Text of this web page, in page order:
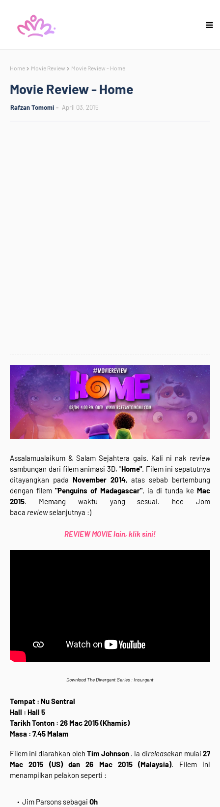
Home Movie Review Movie Review - Home
Movie Review - Home
Rafzan Tomomi April 03, 2015
Assalamualaikum & Salam Sejahtera gais. Kali ni nak review
sambungan dari filem animasi 3D, "Home". Filem ini sepatutnya
ditayangkan pada November 2014, atas sebab bertembung
dengan filem "Penguins of Madagascar", ia di tunda ke Mac
2015. Memang waktu yang sesuai. hee Jom
baca reviewselanjutnya :)
REVIEW MOVIE lain, klik sini!
Download The Divergent Series : Insurgent
Tempat : Nu Sentral
Hall : Hall 5
Tarikh Tonton : 26 Mac 2015 (Khamis)
Masa : 7.45 Malam
Filem ini diarahkan oleh Tim Johnson . Ia direleasekan mulai27
Mac 2015 (US) dan 26 Mac 2015 (Malaysia). Filem ini
menampilkan pelakon seperti :
Jim Parsons sebagai Oh